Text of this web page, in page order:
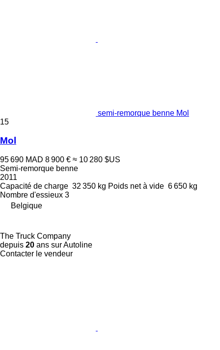
semi-remorque benne Mol
15
Mol
95 690 MAD 8 900 € ≈ 10 280 $US
Semi-remorque benne
2011
Capacité de charge 32 350 kg Poids net à vide 6 650 kg
Nombre d'essieux 3
Belgique
The Truck Company
depuis 20 ans sur Autoline
Contacter le vendeur